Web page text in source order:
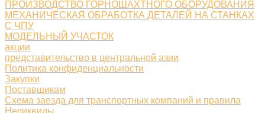
ПРОИЗВОДСТВО ГОРНОШАХТНОГО ОБОРУДОВАНИЯ
МЕХАНИЧЕСКАЯ ОБРАБОТКА ДЕТАЛЕЙ НА СТАНКАХ
С ЧПУ
МОДЕЛЬНЫЙ УЧАСТОК
акции
представительство в центральной азии
Политика конфиденциальности
Закупки
Поставщикам
Схема заезда для транспортных компаний и правила
Неликвиды